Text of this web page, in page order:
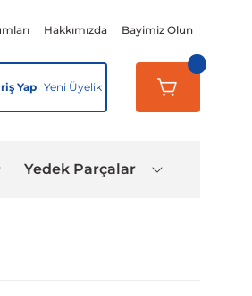
Hakkımızda Bayimiz Olun
Yap Yeni Üyelik
Yedek Parçalar